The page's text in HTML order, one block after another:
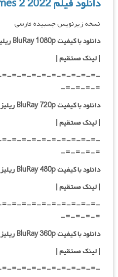
دانلود فیلم Enola Holmes 2 2022
نسخه زیرنویس چسبیده فارسی
دانلود با کیفیت BluRay 1080p ریلیز F2M
|لینک مستقیم|
=-=-=-=-=-=-=-=-=-
=-=-=-=-
دانلود با کیفیت BluRay 720p ریلیز F2M
| لینک مستقیم|
=-=-=-=-=-=-=-=-=-
=-=-=-=-
دانلود با کیفیت BluRay 480p ریلیز F2M
| لینک مستقیم|
=-=-=-=-=-=-=-=-=-
=-=-=-=-
دانلود با کیفیت BluRay 360p ریلیز F2M
| لینک مستقیم|
=-=-=-=-=-=-=-=-=-